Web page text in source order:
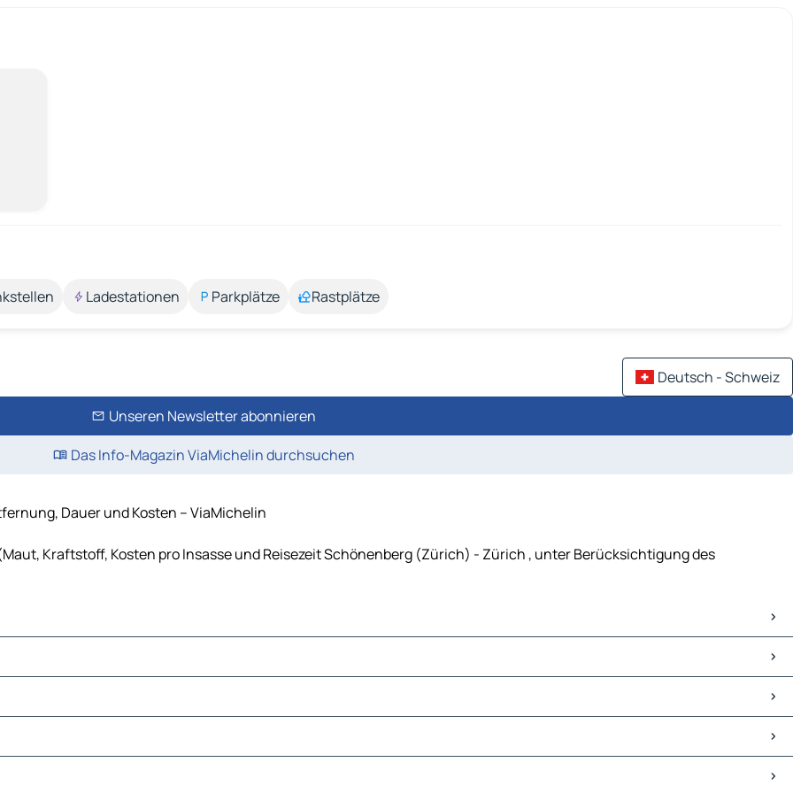
Ladestationen Parkplätze Rastplätze
Deutsch - Schweiz
Unseren Newsletter abonnieren
Das Info-Magazin ViaMichelin durchsuchen
Dauer und Kosten – ViaMichelin
Kraftstoff, Kosten pro Insasse und Reisezeit Schönenberg (Zürich) - Zürich , unter Berücksichtigung des